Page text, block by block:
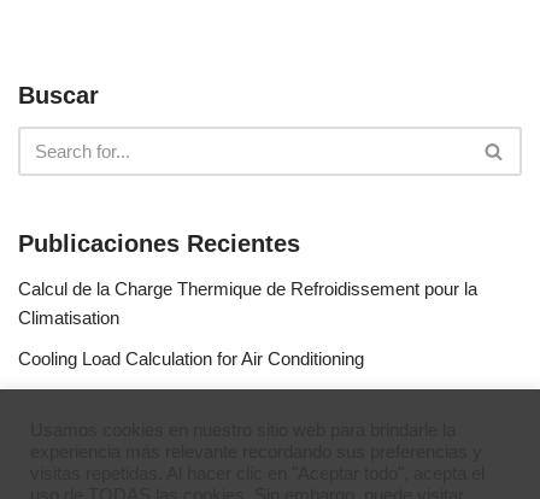
Buscar
Publicaciones Recientes
Calcul de la Charge Thermique de Refroidissement pour la
Climatisation
Cooling Load Calculation for Air Conditioning